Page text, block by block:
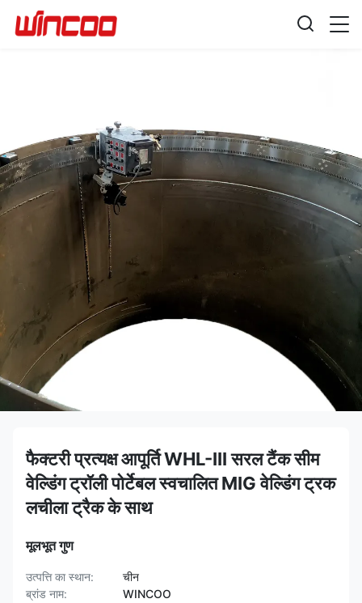
फैक्टरी प्रत्यक्ष आपूर्ति WHL-III सरल टैंक सीम
वेल्डिंग ट्रॉली पोर्टेबल स्वचालित MIG वेल्डिंग ट्रक
लचीला ट्रैक के साथ
मूलभूत गुण
उत्पत्ति का स्थान:
चीन
ब्रांड नाम:
WINCOO